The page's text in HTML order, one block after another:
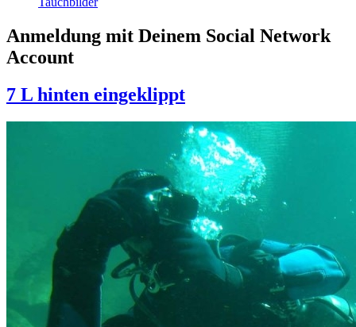
Anmeldung mit Deinem Social Network
Account
7 L hinten eingeklippt